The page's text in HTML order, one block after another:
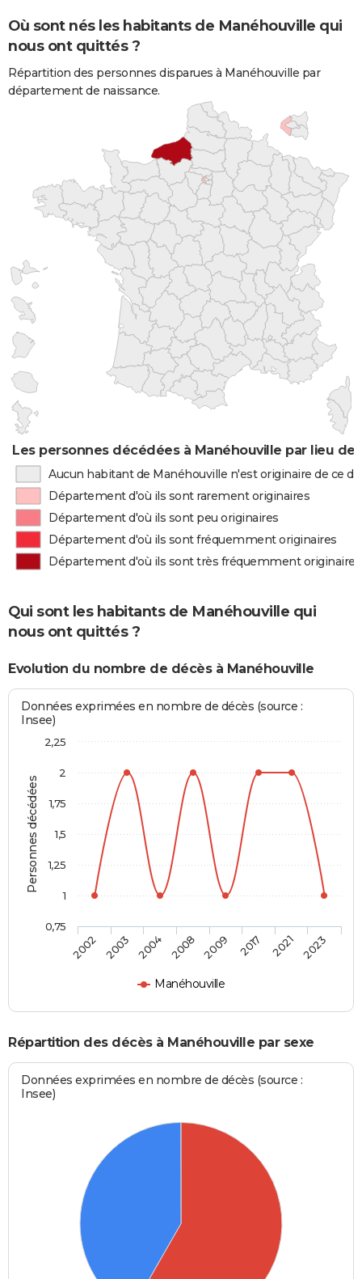
Où sont nés les habitants de Manéhouville qui
nous ont quittés ?
Répartition des personnes disparues à Manéhouville par
département de naissance.
Les personnes décédées à Manéhouville par lieu de
Aucun habitant de Manéhouville n'est originaire de ce
Département d'où ils sont rarement originaires
Département d'où ils sont peu originaires
Département d'où ils sont fréquemment originaires
Département d'où ils sont très fréquemment originaires
Qui sont les habitants de Manéhouville qui
nous ont quittés ?
Evolution du nombre de décès à Manéhouville
Personnes décédées
Données exprimées en nombre de décès (source :
Insee)
Manéhouville
2002 2003 2004 2008 2009 2017 2021 2023
0,75
1
1,25
1,5
1,75
2
2,25
Répartition des décès à Manéhouville par sexe
Données exprimées en nombre de décès (source :
Insee)